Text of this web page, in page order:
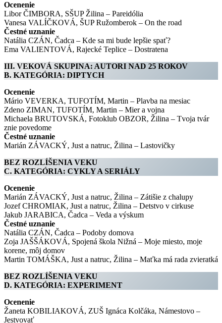
Ocenenie
Libor ČIMBORA, SŠUP Žilina – Pareidólia
Vanesa VALÍČKOVÁ, ŠUP Ružomberok – On the road
Čestné uznanie
Natália CZÁN, Čadca – Kde sa mi bude lepšie spať?
Ema VALIENTOVÁ, Rajecké Teplice – Dostratena
III. VEKOVÁ SKUPINA: AUTORI NAD 25 ROKOV
B. KATEGÓRIA: DIPTYCH
Ocenenie
Mário VEVERKA, TUFOTÍM, Martin – Plavba na mesiac
Zdeno ZIMAN, TUFOTÍM, Martin – Mier a vojna
Michaela BRUTOVSKÁ, Fotoklub OBZOR, Žilina – Tvoja tvár
znie povedome
Čestné uznanie
Marián ZÁVACKÝ, Just a natruc, Žilina – Lastovičky
BEZ ROZLÍŠENIA VEKU
C. KATEGÓRIA: CYKLY A SERIÁLY
Ocenenie
Marián ZÁVACKÝ, Just a natruc, Žilina – Zátišie z chalupy
Jozef CHROMIAK, Just a natruc, Žilina – Detstvo v cirkuse
Jakub JARABICA, Čadca – Veda a výskum
Čestné uznanie
Natália CZÁN, Čadca – Podoby domova
Zoja JAŠŠÁKOVÁ, Spojená škola Nižná – Moje miesto, moje
korene, môj domov
Martin TOMÁŠKA, Just a natruc, Žilina – Maťka má rada zvieratká
BEZ ROZLÍŠENIA VEKU
D. KATEGÓRIA: EXPERIMENT
Ocenenie
Žaneta KOBILIAKOVÁ, ZUŠ Ignáca Kolčáka, Námestovo –
Jestvovať